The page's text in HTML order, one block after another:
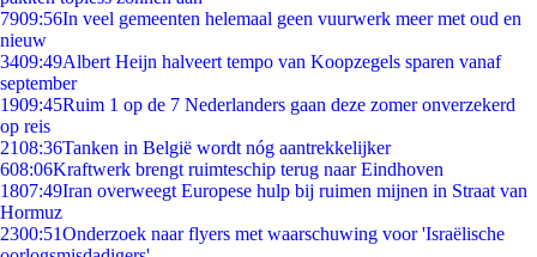
7909:56In veel gemeenten helemaal geen vuurwerk meer met oud en
nieuw
3409:49Albert Heijn halveert tempo van Koopzegels sparen vanaf
september
1909:45Ruim 1 op de 7 Nederlanders gaan deze zomer onverzekerd
op reis
2108:36Tanken in België wordt nóg aantrekkelijker
608:06Kraftwerk brengt ruimteschip terug naar Eindhoven
1807:49Iran overweegt Europese hulp bij ruimen mijnen in Straat van
Hormuz
2300:51Onderzoek naar flyers met waarschuwing voor 'Israëlische